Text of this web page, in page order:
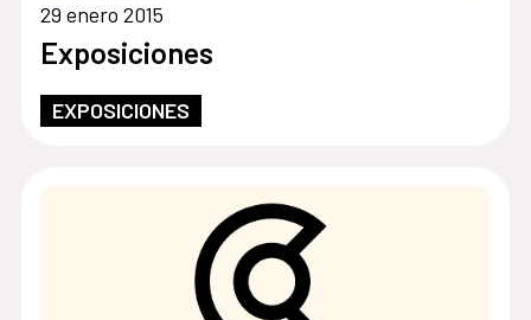
29 enero 2015
Exposiciones
EXPOSICIONES